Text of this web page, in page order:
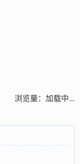
浏览量： 加载中...